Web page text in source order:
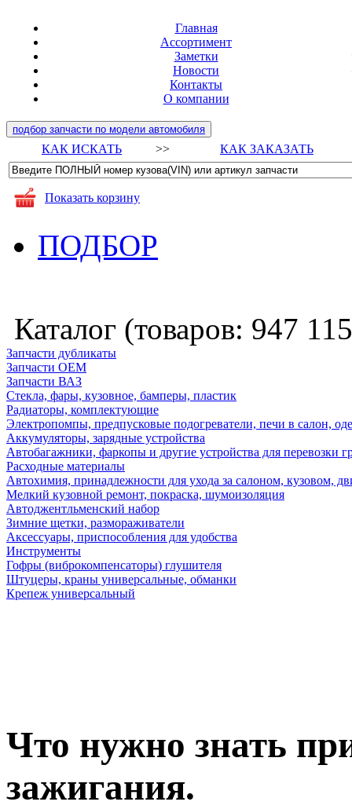
Главная
Ассортимент
Заметки
Новости
Контакты
О компании
подбор запчасти по модели автомобиля
КАК ИСКАТЬ >> КАК ЗАКАЗАТЬ
Показать корзину
ПОДБОР
Каталог (товаров: 947
Запчасти дубликаты
Запчасти ОЕМ
Запчасти ВАЗ
Стекла, фары, кузовное, бамперы, пластик
Радиаторы, комплектующие
Электропомпы, предпусковые подогреватели, печи в салон,
Аккумуляторы, зарядные устройства
Автобагажники, фаркопы и другие устройства для перевозки
Расходные материалы
Автохимия, принадлежности для ухода за салоном, кузовом,
Мелкий кузовной ремонт, покраска, шумоизоляция
Автоджентльменский набор
Зимние щетки, размораживатели
Аксессуары, приспособления для удобства
Инструменты
Гофры (виброкомпенсаторы) глушителя
Штуцеры, краны универсальные, обманки
Крепеж универсальный
Что нужно знать
зажигания.